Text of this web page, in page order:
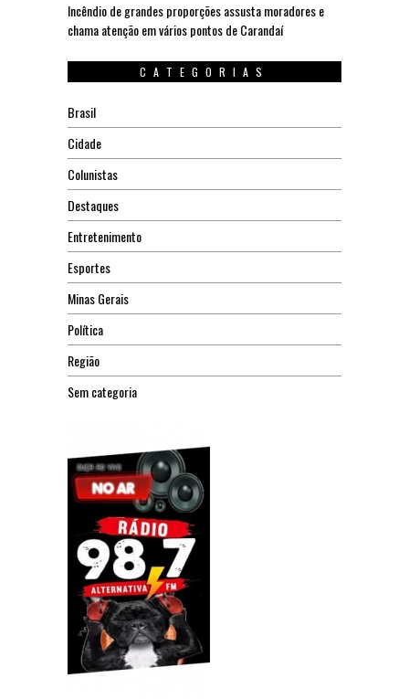
Incêndio de grandes proporções assusta moradores e
chama atenção em vários pontos de Carandaí
CATEGORIAS
Brasil
Cidade
Colunistas
Destaques
Entretenimento
Esportes
Minas Gerais
Política
Região
Sem categoria